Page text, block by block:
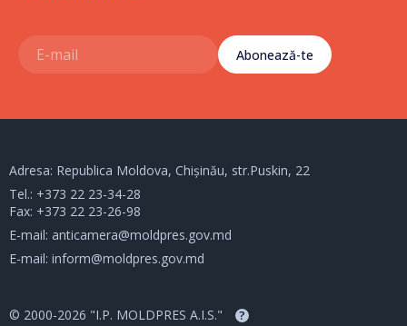
Abonează-te
Adresa: Republica Moldova, Chișinău, str.Puskin, 22
Tel.: +373 22 23-34-28
Fax: +373 22 23-26-98
E-mail: anticamera@moldpres.gov.md
E-mail: inform@moldpres.gov.md
© 2000-2026 "I.P. MOLDPRES A.I.S." ?